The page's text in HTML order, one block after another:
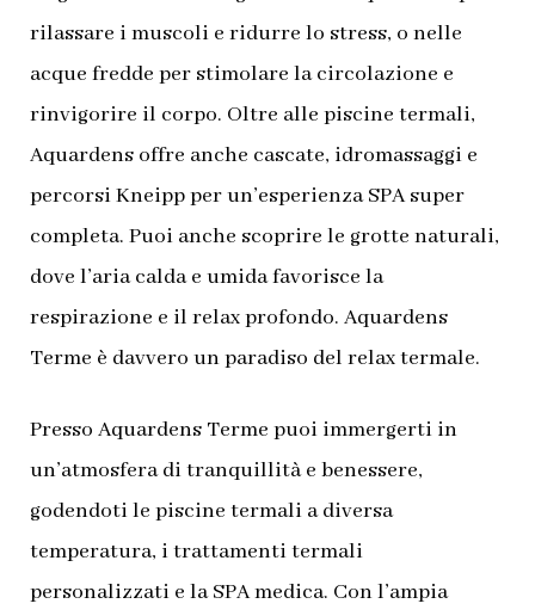
rilassare i muscoli e ridurre lo stress, o nelle
acque fredde per stimolare la circolazione e
rinvigorire il corpo. Oltre alle piscine termali,
Aquardens offre anche cascate, idromassaggi e
percorsi Kneipp per un’esperienza SPA super
completa. Puoi anche scoprire le grotte naturali,
dove l’aria calda e umida favorisce la
respirazione e il relax profondo. Aquardens
Terme è davvero un paradiso del relax termale.
Presso Aquardens Terme puoi immergerti in ​​
un’atmosfera di tranquillità e benessere,
godendoti le piscine termali a diversa
temperatura, i trattamenti termali
personalizzati e la SPA medica. Con l’ampia